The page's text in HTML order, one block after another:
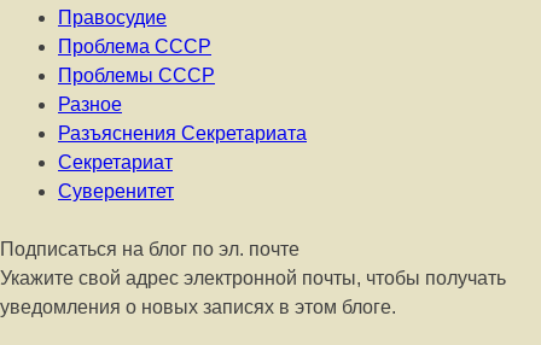
Правосудие
Проблема СССР
Проблемы СССР
Разное
Разъяснения Секретариата
Секретариат
Суверенитет
Подписаться на блог по эл. почте
Укажите свой адрес электронной почты, чтобы получать
уведомления о новых записях в этом блоге.